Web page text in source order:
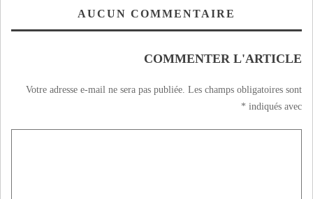
AUCUN COMMENTAIRE
COMMENTER L'ARTICLE
Votre adresse e-mail ne sera pas publiée. Les champs obligatoires sont
indiqués avec
*